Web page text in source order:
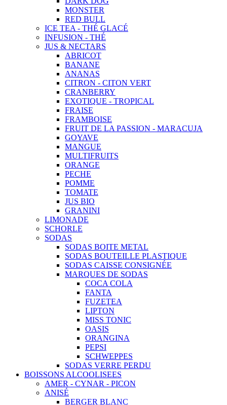
MONSTER
RED BULL
ICE TEA - THÉ GLACÉ
INFUSION - THÉ
JUS & NECTARS
ABRICOT
BANANE
ANANAS
CITRON - CITON VERT
CRANBERRY
EXOTIQUE - TROPICAL
FRAISE
FRAMBOISE
FRUIT DE LA PASSION - MARACUJA
GOYAVE
MANGUE
MULTIFRUITS
ORANGE
PECHE
POMME
TOMATE
JUS BIO
GRANINI
LIMONADE
SCHORLE
SODAS
SODAS BOITE METAL
SODAS BOUTEILLE PLASTIQUE
SODAS CAISSE CONSIGNÉE
MARQUES DE SODAS
COCA COLA
FANTA
FUZETEA
LIPTON
MISS TONIC
OASIS
ORANGINA
PEPSI
SCHWEPPES
SODAS VERRE PERDU
BOISSONS ALCOOLISEES
AMER - CYNAR - PICON
ANISÉ
BERGER BLANC